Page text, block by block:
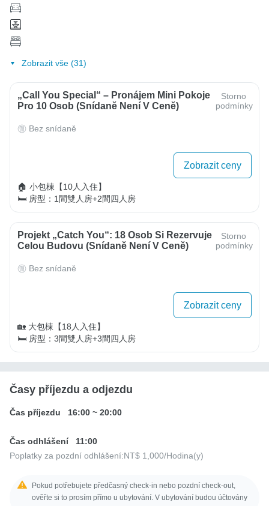
Zobrazit vše (31)
„Call You Special“ – Pronájem Mini Pokoje
Pro 10 Osob (snídaně Není V Ceně)
Storno
podmínky
Bez snídaně
Zobrazit ceny
🏠 小包棟【10人入住】
🛏 房型：1間雙人房+2間四人房
Projekt „Catch You“: 18 Osob Si Rezervuje
Celou Budovu (snídaně Není V Ceně)
Storno
podmínky
Bez snídaně
Zobrazit ceny
🏡 大包棟【18人入住】
🛏 房型：3間雙人房+3間四人房
Časy příjezdu a odjezdu
Čas příjezdu 16:00 ~ 20:00
Čas odhlášení
11:00
Poplatky za pozdní odhlášení:NT$ 1,000/Hodina(y)
Pokud potřebujete předčasný check-in nebo pozdní check-out,
ověřte si to prosím přímo u ubytování. V ubytování budou účtovány